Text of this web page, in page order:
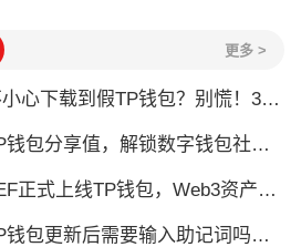
更多 >
心下载到假TP钱包？别慌！3步止损+防坑全指南
包分享值，解锁数字钱包社交变现的轻量新玩法
正式上线TP钱包，Web3资产管理再添新选择
包更新后需要输入助记词吗？一文理清核心疑问与安全要点